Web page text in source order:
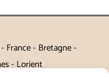
France - Bretagne -
- Lorient